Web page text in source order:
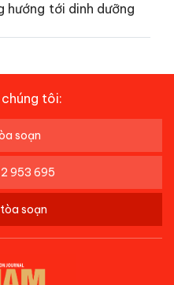
hướng tới dinh dưỡng
tôi:
soạn
953 695
soạn